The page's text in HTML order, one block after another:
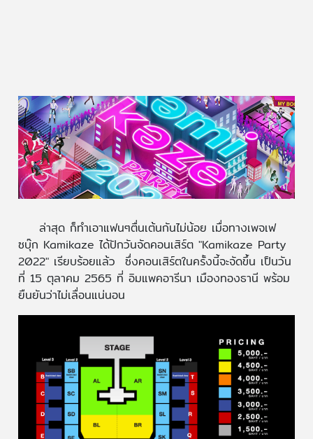
ล่าสุด ก็ทำเอาแฟนๆตื่นเต้นกันไม่น้อย เมื่อทางเพจเฟ
ซบุ๊ก Kamikaze ได้ปักวันจัดคอนเสิร์ต "Kamikaze Party
2022" เรียบร้อยแล้ว ซึ่งคอนเสิร์ตในครั้งนี้จะจัดขึ้น เป็นวัน
ที่ 15 ตุลาคม 2565 ที่ อิมแพคอารีนา เมืองทองธานี พร้อม
ยืนยันว่าไม่เลื่อนแน่นอน